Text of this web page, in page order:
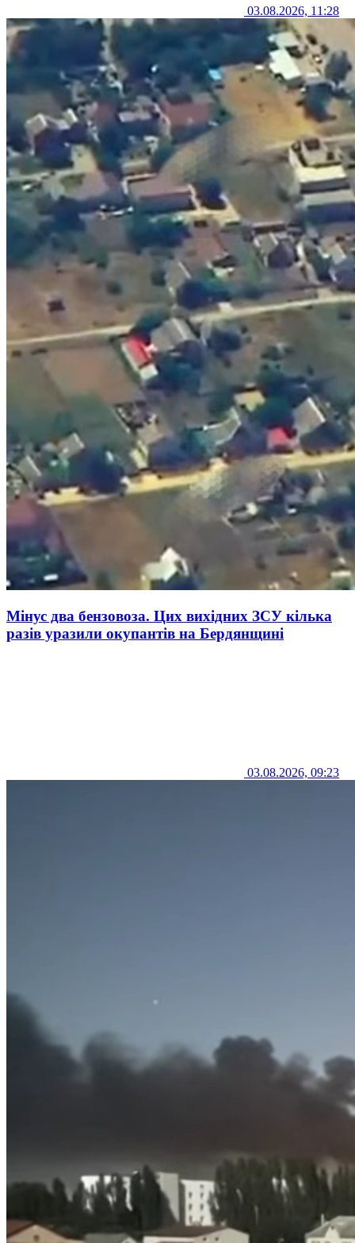
03.08.2026, 11:28
Мінус два бензовоза. Цих вихідних ЗСУ кілька
разів уразили окупантів на Бердянщині
03.08.2026, 09:23